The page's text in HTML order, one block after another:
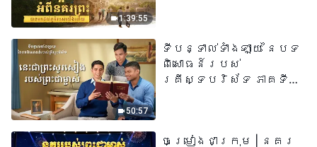
1:39:55
50:57
ទីបន្ទាល់ទាំងឡាយ នៃបទ
ពិសោធន៍របស់
គ្រីស្ទបរិស័ទ ភាគទី
ចម្រៀងជាក្រុម | នគរ